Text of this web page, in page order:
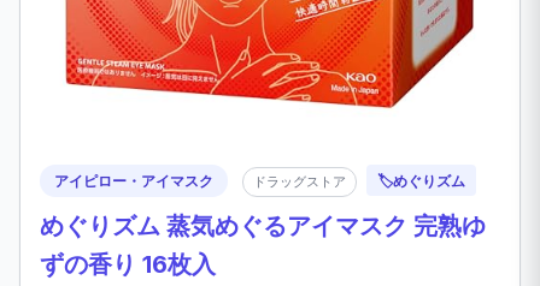
アイピロー・アイマスク ドラッグストア 🏷️めぐりズム
めぐりズム 蒸気めぐるアイマスク 完熟ゆ
ずの香り 16枚入